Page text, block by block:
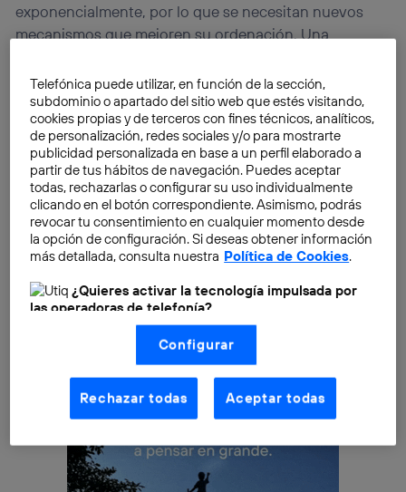
exponencialmente, por lo que se necesitan nuevos
mecanismos que mejoren su ordenación. Una
podrían ser la herramienta adecuada para regularlo de
forma más eficiente.
Actualmente, laordenación del tráficoes una de las
áreas más importantes en el ámbito de laingeniería
mecánica. Su finalidad no es otra que planear, trazar y
explotar las redes varias, con el objetivo de que la
circulación de personas y mercancías se realice de
forma segura, rápida y eficaz.
Telefónica puede utilizar, en función de la sección,
subdominio o apartado del sitio web que estés visitando,
cookies propias y de terceros con fines técnicos, analíticos,
de personalización, redes sociales y/o para mostrarte
publicidad personalizada en base a un perfil elaborado a
partir de tus hábitos de navegación. Puedes aceptar
todas, rechazarlas o configurar su uso individualmente
clicando en el botón correspondiente. Asimismo, podrás
revocar tu consentimiento en cualquier momento desde
la opción de configuración. Si deseas obtener información
más detallada, consulta nuestra Política de Cookies.
¿Quieres activar la tecnología impulsada por
las operadoras de telefonía?
Nosotros, Telefónica S.A., utilizamos la tecnología Utiq para
realizar nuestras acciones de marketing digital o análisis
(como se describe en este aviso de consentimiento)
basadas en tu navegación en nuestra(s) web(s)
aquí(solo cuando utilizas una conexión a
internet habilitada , proporcionada por una de las
operadoras de telefonía participantes, y otorgas tu
La tecnología Utiq está diseñada con la privacidad como
prioridad ofreciéndote elección y control.
Configurar
Rechazar todas Aceptar todas